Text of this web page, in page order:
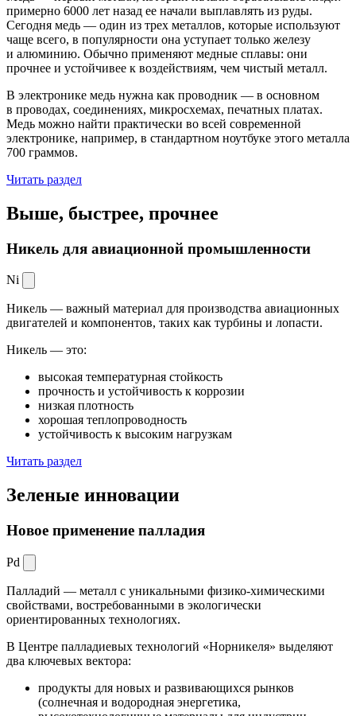
примерно 6000 лет назад ее начали выплавлять из руды.
Сегодня медь — один из трех металлов, которые используют
чаще всего, в популярности она уступает только железу
и алюминию. Обычно применяют медные сплавы: они
прочнее и устойчивее к воздействиям, чем чистый металл.
В электронике медь нужна как проводник — в основном
в проводах, соединениях, микросхемах, печатных платах.
Медь можно найти практически во всей современной
электронике, например, в стандартном ноутбуке этого металла
700 граммов.
Читать раздел
Выше, быстрее, прочнее
Никель для авиационной промышленности
Ni
Никель — важный материал для производства авиационных
двигателей и компонентов, таких как турбины и лопасти.
Никель — это:
высокая температурная стойкость
прочность и устойчивость к коррозии
низкая плотность
хорошая теплопроводность
устойчивость к высоким нагрузкам
Читать раздел
Зеленые инновации
Новое применение палладия
Pd
Палладий — металл с уникальными физико-химическими
свойствами, востребованными в экологически
ориентированных технологиях.
В Центре палладиевых технологий «Норникеля» выделяют
два ключевых вектора:
продукты для новых и развивающихся рынков
(солнечная и водородная энергетика,